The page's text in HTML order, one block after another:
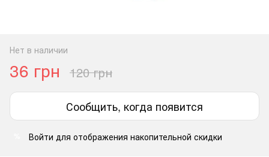
Нет в наличии
36 грн 120 грн
Сообщить, когда появится
Войти для отображения накопительной скидки